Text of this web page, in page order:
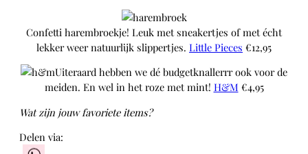
Confetti harembroekje! Leuk met sneakertjes of met écht
lekker weer natuurlijk slippertjes. Little Pieces €12,95
Uiteraard hebben we dé budgetknallerrr ook voor de
meiden. En wel in het roze met mint! H&M €4,95
Wat zijn jouw favoriete items?
Delen via: